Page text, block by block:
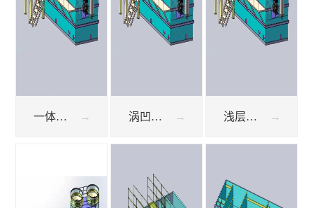
一体化气浮机 涡凹气浮机 浅层气浮机